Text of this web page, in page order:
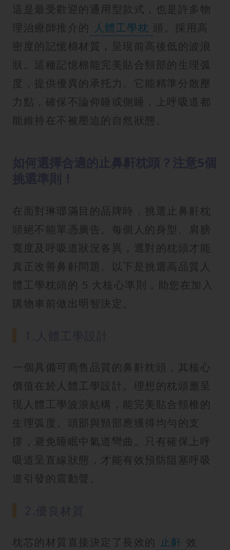
這是最受歡迎的通用型款式，也是許多物
理治療師推介的 人體工學枕 頭。採用高
密度的記憶棉材質，呈現前高後低的波浪
狀。這種記憶棉能完美貼合頸部的生理弧
度，提供優異的承托力。它能精準分散壓
力點，確保不論仰睡或側睡，上呼吸道都
能維持在不被壓迫的自然狀態。
在面對琳瑯滿目的品牌時，挑選止鼻鼾枕
頭絕不能單憑廣告。每個人的身型、肩膀
寬度及呼吸道狀況各異，選對的枕頭才能
真正改善鼻鼾問題。以下是挑選高品質人
體工學枕頭的 5 大核心準則，助您在加入
購物車前做出明智決定。
一個具備可商售品質的鼻鼾枕頭，其核心
價值在於人體工學設計。理想的枕頭應呈
現人體工學波浪結構，能完美貼合頸椎的
生理弧度。頭部與頸部應獲得均勻的支
撐，避免睡眠中氣道彎曲。只有確保上呼
吸道呈直線狀態，才能有效預防阻塞呼吸
道引發的震動聲。
枕芯的材質直接決定了長效的 止鼾 效